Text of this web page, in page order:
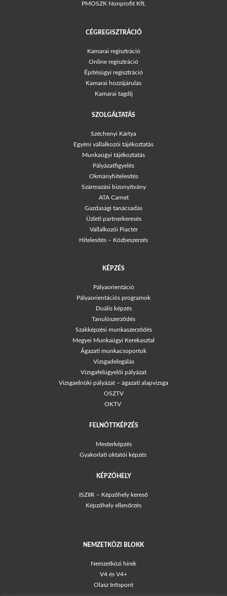
PMOSZK Nonprofit Kft.
CÉGREGISZTRÁCIÓ
Kamarai regisztráció
Online regisztráció
Építésügyi regisztráció
Kamarai hozzájárulás
Kamarai tagdíj
SZOLGÁLTATÁS
Széchenyi Kártya
Egyéni vállalkozói tájékoztatás
Munkaügyi tájékoztatás
Pályázatfigyelés
Okmányhitelesítés
Származási bizonyítvány
ATA Carnet
Gazdasági tanácsadás
Üzleti partnerkeresés
Vállalkozói Piactér
Hitelesítés – Közbeszerzés
KÉPZÉS
Pályaorientáció
Pályaorientációs programok
Duális képzés
Tanulószerződés
Szakképzési munkaszerződés
Megyei Munkaügyi Kerekasztal
Ágazati munkacsoportok
Vizsgadelegálás
Vizsgafelügyelői pályázat
Vizsgaelnöki pályázat – ágazati alapvizsga
OSZTV
OKTV
FELNŐTTKÉPZÉS
Mesterképzés
Gyakorlati oktatói képzés
KÉPZŐHELY
ISZIIR – Képzőhely kereső
Képzőhely ellenőrzés
NEMZETKÖZI BLOKK
Nemzetközi hírek
V4 és V4+
Olasz Infopont